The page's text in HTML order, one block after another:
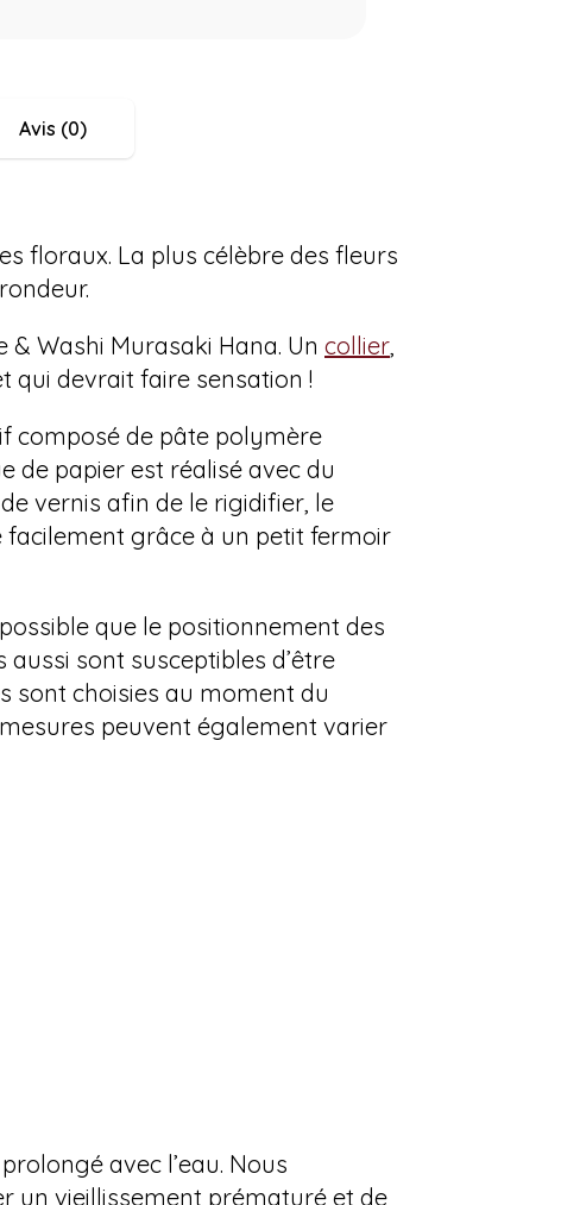
Avis (0)
floraux. La plus célèbre des fleurs
Washi Murasaki Hana. Un collier
devrait faire sensation !
composé de pâte polymère
de papier est réalisé avec du
vernis afin de le rigidifier, le
facilement grâce à un petit fermoir
que le positionnement des
sont susceptibles d’être
sont choisies au moment du
peuvent également varier
avec l’eau. Nous
un vieillissement prématuré et de